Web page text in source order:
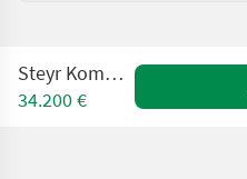
Steyr Kompakt 375
34.200 €